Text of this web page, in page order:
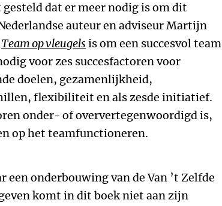
dat er meer nodig is om dit
auteur en adviseur Martijn
Team op vleugels is om een succesvol team
voor zes succesfactoren voor
doelen, gezamenlijkheid,
flexibiliteit en als zesde initiatief.
onder- of oververtegenwoordigd is,
op het teamfunctioneren.
een onderbouwing van de Van ’t Zelfde
komt in dit boek niet aan zijn